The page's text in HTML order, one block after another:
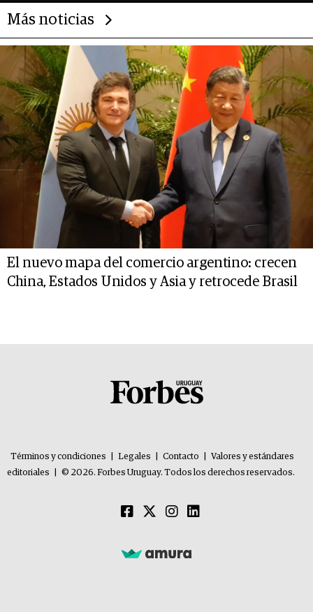
Más noticias
El nuevo mapa del comercio argentino: crecen
China, Estados Unidos y Asia y retrocede Brasil
Términos y condiciones Legales Contacto
Valores y estándares
editoriales
© 2026. Forbes Uruguay. Todos los derechos reservados.